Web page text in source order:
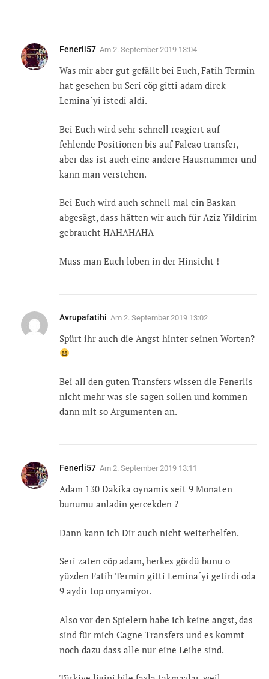
Fenerli57 Am 2. September 2019 13:04
Was mir aber gut gefällt bei Euch, Fatih Termin
hat gesehen bu Seri cöp gitti adam direk
Lemina´yi istedi aldi.
Bei Euch wird sehr schnell reagiert auf
fehlende Positionen bis auf Falcao transfer,
aber das ist auch eine andere Hausnummer und
kann man verstehen.
Bei Euch wird auch schnell mal ein Baskan
abgesägt, dass hätten wir auch für Aziz Yildirim
gebraucht HAHAHAHA
Muss man Euch loben in der Hinsicht !
Avrupafatihi Am 2. September 2019 13:02
Spürt ihr auch die Angst hinter seinen Worten?
Bei all den guten Transfers wissen die Fenerlis
nicht mehr was sie sagen sollen und kommen
dann mit so Argumenten an.
Fenerli57 Am 2. September 2019 13:11
Adam 130 Dakika oynamis seit 9 Monaten
bunumu anladin gercekden ?
Dann kann ich Dir auch nicht weiterhelfen.
Seri zaten cöp adam, herkes gördü bunu o
yüzden Fatih Termin gitti Lemina´yi getirdi oda
9 aydir top onyamiyor.
Also vor den Spielern habe ich keine angst, das
sind für mich Cagne Transfers und es kommt
noch dazu dass alle nur eine Leihe sind.